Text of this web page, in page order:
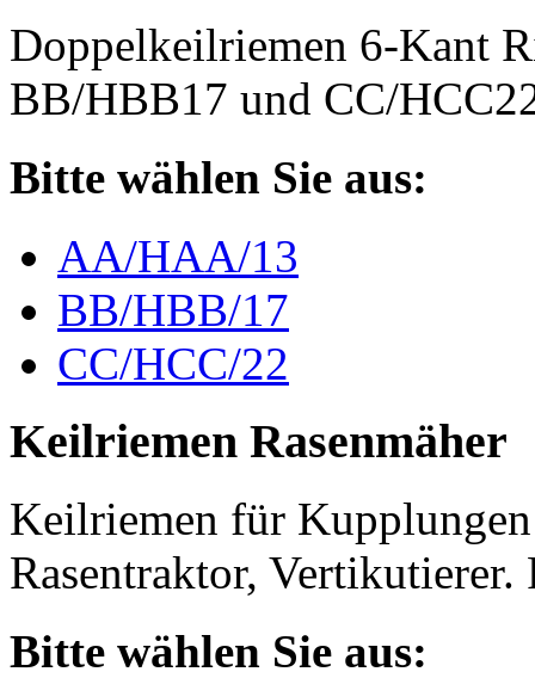
Doppelkeilriemen 6-Kant
BB/HBB17 und CC/
Bitte wählen Sie aus:
AA/HAA/13
BB/HBB/17
CC/HCC/22
Keilriemen Rasenmäher
Keilriemen für Kupplungen
Rasentraktor,
Bitte wählen Sie aus: